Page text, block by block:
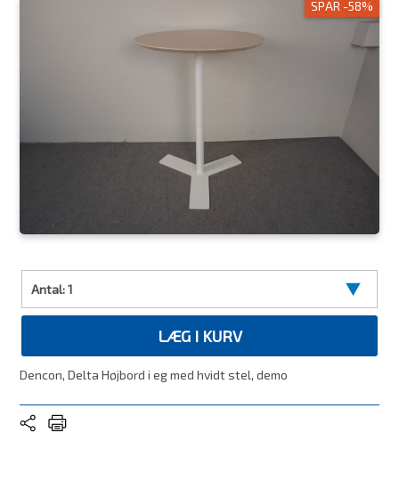
SPAR -58%
Antal:1
LÆG I KURV
Dencon, Delta Højbord i eg med hvidt stel, demo